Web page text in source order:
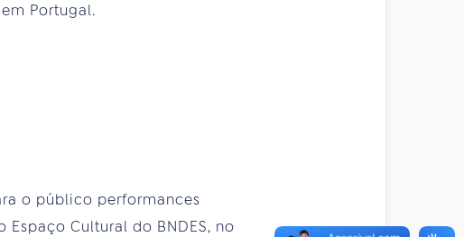
Portugal.
o público performances
Espaço Cultural do BNDES, no